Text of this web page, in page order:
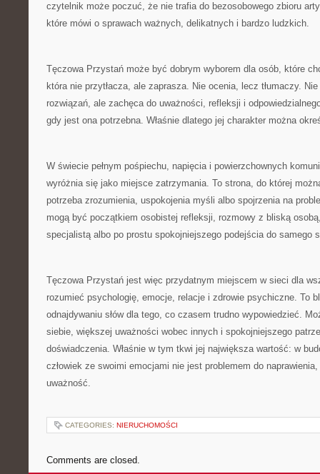
czytelnik może poczuć, że nie trafia do bezosobowego zbioru
które mówi o sprawach ważnych, delikatnych i bardzo ludzkich.
Tęczowa Przystań może być dobrym wyborem dla osób, które
która nie przytłacza, ale zaprasza. Nie ocenia, lecz tłumaczy.
rozwiązań, ale zachęca do uważności, refleksji i
gdy jest ona potrzebna. Właśnie dlatego jej charakter można
W świecie pełnym pośpiechu, napięcia i powierzchownych
wyróżnia się jako miejsce zatrzymania. To strona, do której
potrzeba zrozumienia, uspokojenia myśli albo spojrzenia na
mogą być początkiem osobistej refleksji, rozmowy z bliską
specjalistą albo po prostu spokojniejszego podejścia do samego
Tęczowa Przystań jest więc przydatnym miejscem w sieci dla
rozumieć psychologię, emocje, relacje i zdrowie psychiczne. To
odnajdywaniu słów dla tego, co czasem trudno wypowiedzieć.
siebie, większej uważności wobec innych i spokojniejszego
doświadczenia. Właśnie w tym tkwi jej największa wartość: w
człowiek ze swoimi emocjami nie jest problemem do
uważność.
CATEGORIES: NIERUCHOMOŚCI
Comments are closed.